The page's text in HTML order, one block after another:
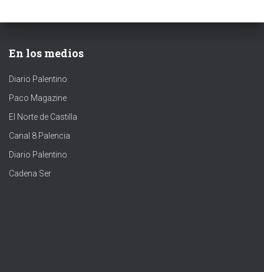
En los medios
Diario Palentino
Paco Magazine
El Norte de Castilla
Canal 8 Palencia
Diario Palentino
Cadena Ser